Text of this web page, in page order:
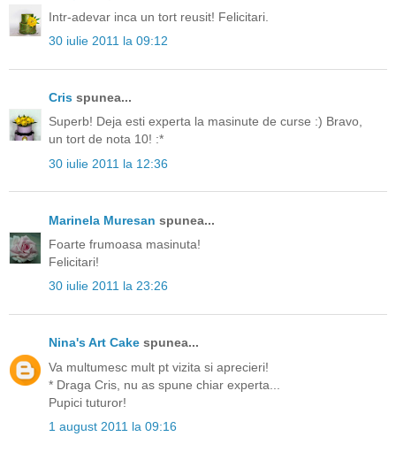
Intr-adevar inca un tort reusit! Felicitari.
30 iulie 2011 la 09:12
Cris spunea...
Superb! Deja esti experta la masinute de curse :) Bravo,
un tort de nota 10! :*
30 iulie 2011 la 12:36
Marinela Muresan spunea...
Foarte frumoasa masinuta!
Felicitari!
30 iulie 2011 la 23:26
Nina's Art Cake spunea...
Va multumesc mult pt vizita si aprecieri!
* Draga Cris, nu as spune chiar experta...
Pupici tuturor!
1 august 2011 la 09:16